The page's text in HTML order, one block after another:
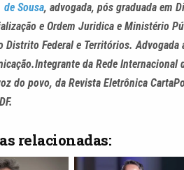
de Sousa, advogada, pós graduada em
e Ordem Juridica e Ministério
Distrito Federal e Territórios. Advogada
da Rede
do povo, da Revista Eletrônica
relacionadas: